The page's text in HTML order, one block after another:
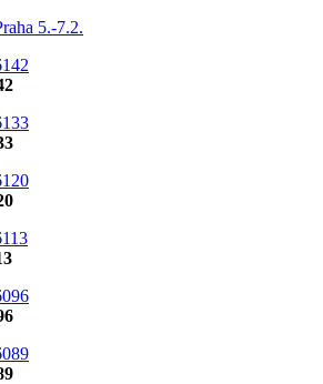
5.-7.2.